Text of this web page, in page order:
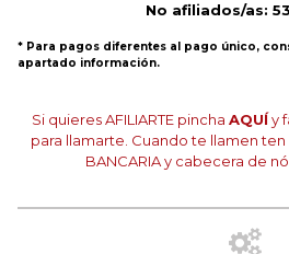
No afiliados/as:
* Para pagos diferentes al pago único,
apartado información.
Si quieres AFILIARTE pincha AQUÍy
para llamarte. Cuando te llamen ten
BANCARIA y cabecera de